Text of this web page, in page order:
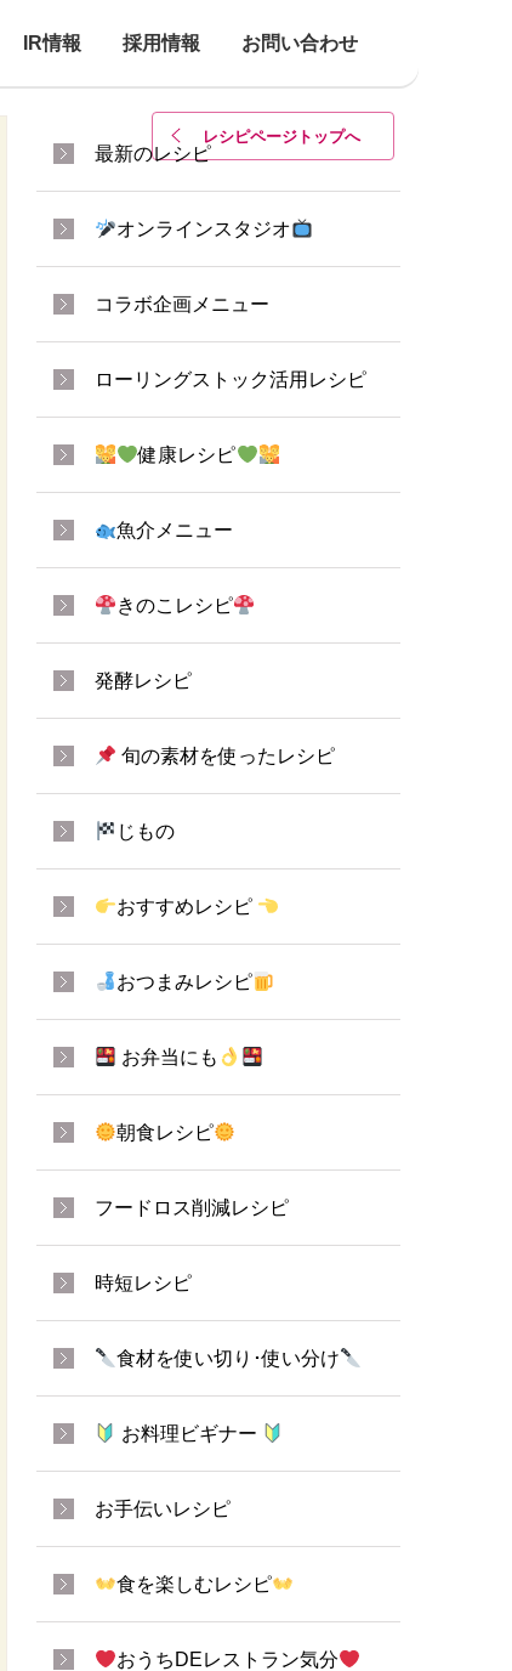
IR情報 採用情報 お問い合わせ
レシピページトップへ
最新のレシピ
オンラインスタジオ
コラボ企画メニュー
ローリングストック活用レシピ
健康レシピ
魚介メニュー
きのこレシピ
発酵レシピ
旬の素材を使ったレシピ
じもの
おすすめレシピ
おつまみレシピ
お弁当にも
朝食レシピ
フードロス削減レシピ
時短レシピ
食材を使い切り･使い分け
お料理ビギナー
お手伝いレシピ
食を楽しむレシピ
おうちDEレストラン気分